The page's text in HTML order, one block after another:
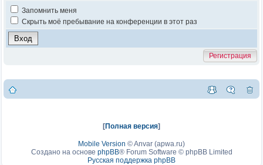
Запомнить меня
Скрыть моё пребывание на конференции в этот раз
Регистрация
[Полная версия]
Mobile Version ©Anvar (apwa.ru)
Создано на основе phpBB® Forum Software © phpBB Limited
Русская поддержка phpBB